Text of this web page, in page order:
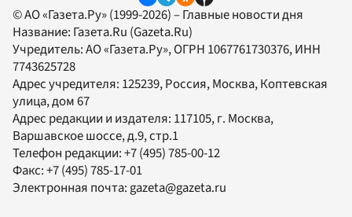
© АО «Газета.Ру» (1999-2026) – Главные новости дня
Название: Газета.Ru (Gazeta.Ru)
Учредитель:АО «Газета.Ру», ОГРН 1067761730376, ИНН
7743625728
Адрес учредителя: 125239, Россия, Москва, Коптевская
улица, дом 67
Адрес редакции и издателя: 117105, г. Москва,
Варшавское шоссе, д.9, стр.1
Телефон редакции:+7 (495) 785-00-12
Факс:+7 (495) 785-17-01
Электронная почта: gazeta@gazeta.ru